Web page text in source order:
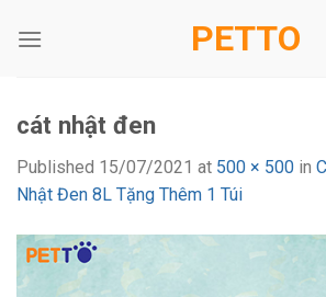
PETTO
cát nhật đen
Published 15/07/2021 at 500 × 500 in
Nhật Đen 8L Tặng Thêm 1 Túi